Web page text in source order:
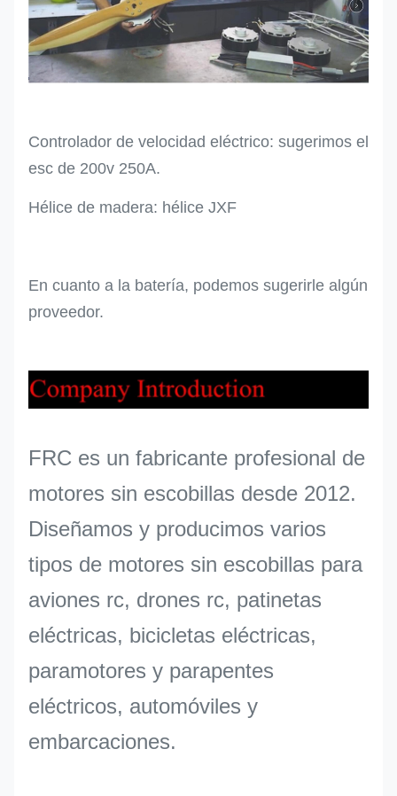
Controlador de velocidad eléctrico: sugerimos el
esc de 200v 250A.
Hélice de madera: hélice JXF
En cuanto a la batería, podemos sugerirle algún
proveedor.
FRC es un fabricante profesional de
motores sin escobillas desde 2012.
Diseñamos y producimos varios
tipos de motores sin escobillas para
aviones rc, drones rc, patinetas
eléctricas, bicicletas eléctricas,
paramotores y parapentes
eléctricos, automóviles y
embarcaciones.